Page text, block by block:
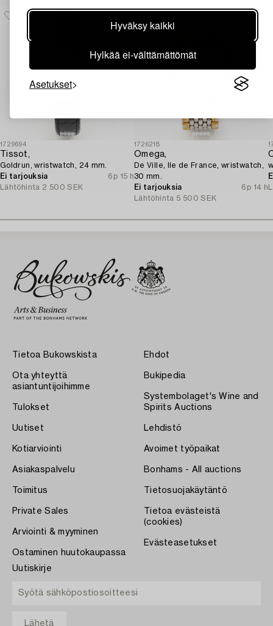
Hyväksy kaikki
Hylkää ei-välttämättömät
Asetukset
1729694
Tissot,
Goldrun, wristwatch, 24 mm.
Ei tarjouksia
6p 15 h
Lähtöhinta 2 500 SEK
1726218
Omega,
De Ville, Ile de France, wristwatch,
30 mm.
Ei tarjouksia
6p 14 h
Lähtöhinta 5 500 SEK
Tietoa Bukowskista
Ota yhteyttä
asiantuntijoihimme
Tulokset
Uutiset
Kotiarviointi
Asiakaspalvelu
Toimitus
Private Sales
Arviointi & myyminen
Ostaminen huutokaupassa
Ehdot
Bukipedia
Systembolaget's Wine and
Spirits Auctions
Lehdistö
Avoimet työpaikat
Bonhams - All auctions
Tietosuojakäytäntö
Tietoa evästeistä
(cookies)
Evästeasetukset
Uutiskirje